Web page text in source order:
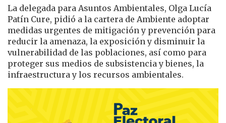
La delegada para Asuntos Ambientales, Olga Lucía
Patín Cure, pidió a la cartera de Ambiente adoptar
medidas urgentes de mitigación y prevención para
reducir la amenaza, la exposición y disminuir la
vulnerabilidad de las poblaciones, así como para
proteger sus medios de subsistencia y bienes, la
infraestructura y los recursos ambientales.